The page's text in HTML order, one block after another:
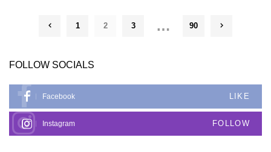
1 2 3 … 90
FOLLOW SOCIALS
Facebook LIKE
Instagram FOLLOW